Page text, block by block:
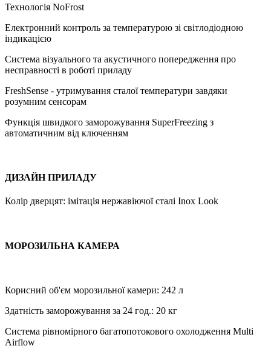
Технологія NoFrost
Електронний контроль за температурою зі світлодіодною
індикацією
Система візуального та акустичного попередження про
несправності в роботі приладу
FreshSense - утримування сталої температури завдяки
розумним сенсорам
Функція швидкого заморожування SuperFreezing з
автоматичним від ключенням
ДИЗАЙН ПРИЛАДУ
Колір дверцят: імітація нержавіючої сталі Inox Look
МОРОЗИЛЬНА КАМЕРА
Корисний об'єм морозильної камери: 242 л
Здатність заморожування за 24 год.: 20 кг
Система рівномірного багатопотокового охолодження Multi
Airflow